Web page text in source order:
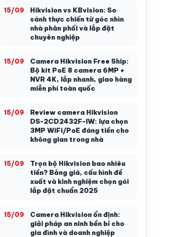
15/09
Hikvision vs KBvision: So
sánh thực chiến từ góc nhìn
nhà phân phối và lắp đặt
chuyên nghiệp
15/09
Camera Hikvision Free Ship:
Bộ kit PoE 8 camera 6MP +
NVR 4K, lắp nhanh, giao hàng
miễn phí toàn quốc
15/09
Review camera Hikvision
DS-2CD2432F-IW: lựa chọn
3MP WiFi/PoE đáng tiền cho
không gian trong nhà
15/09
Trọn bộ Hikvision bao nhiêu
tiền? Bảng giá, cấu hình đề
xuất và kinh nghiệm chọn gói
lắp đặt chuẩn 2025
15/09
Camera Hikvision ổn định:
giải pháp an ninh bền bỉ cho
gia đình và doanh nghiệp